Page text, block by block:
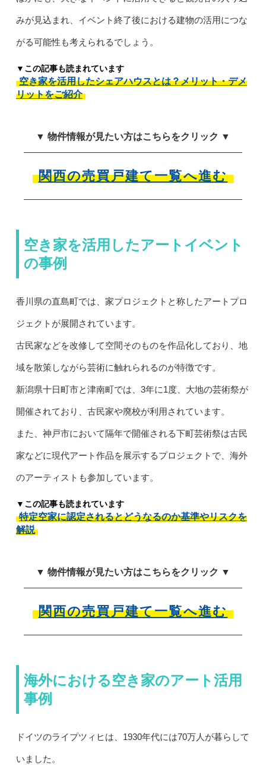
みが見込まれ、イベント終了後における建物の活用につな
がる可能性も考えられるでしょう。
▼この記事も読まれています
空き家を活用したシェアハウスとは？メリット・デメ
リットをご紹介
▼ 物件情報が見たい方はこちらをクリック ▼
関西の売買戸建て一覧へ進む
空き家を活用したアートイベント
の事例
香川県の直島町では、家プロジェクトと称したアートプロ
ジェクトが展開されています。
古民家などを改修して空間そのものを作品化しており、地
域を散策しながら芸術に触れられるのが特徴です。
新潟県十日町市と津南町では、3年に1度、大地の芸術祭が
開催されており、古民家や廃校が利用されています。
また、神戸市において隔年で開催される下町芸術祭は古民
家などに現代アート作品を展示するプロジェクトで、海外
のアーティストも参加しています。
▼この記事も読まれています
特定空家に認定されるとどうなるのか基準やリスクを
解説
▼ 物件情報が見たい方はこちらをクリック ▼
関西の売買戸建て一覧へ進む
海外における空き家のアート活用
事例
ドイツのライプツィヒは、1930年代には70万人が暮らして
いました。